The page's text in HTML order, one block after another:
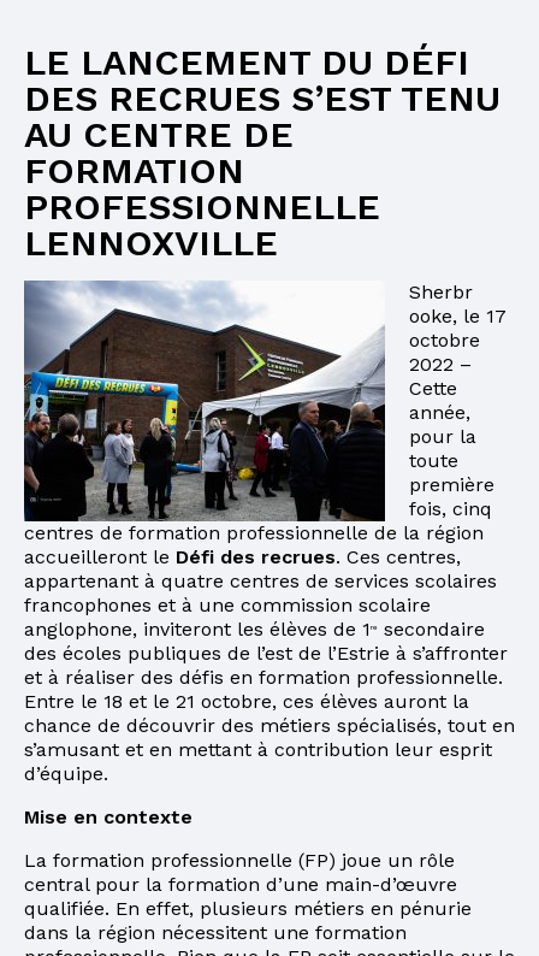
LE LANCEMENT DU DÉFI
DES RECRUES S’EST TENU
AU CENTRE DE
FORMATION
PROFESSIONNELLE
LENNOXVILLE
Sherbr
ooke, le 17
octobre
2022 –
Cette
année,
pour la
toute
première
fois, cinq
centres de formation professionnelle de la région
accueilleront le Défi des recrues. Ces centres,
appartenant à quatre centres de services scolaires
francophones et à une commission scolaire
anglophone, inviteront les élèves de 1 re
secondaire
des écoles publiques de l’est de l’Estrie à s’affronter
et à réaliser des défis en formation professionnelle.
Entre le 18 et le 21 octobre, ces élèves auront la
chance de découvrir des métiers spécialisés, tout en
s’amusant et en mettant à contribution leur esprit
d’équipe.
Mise en contexte
La formation professionnelle (FP) joue un rôle
central pour la formation d’une main-d’œuvre
qualifiée. En effet, plusieurs métiers en pénurie
dans la région nécessitent une formation